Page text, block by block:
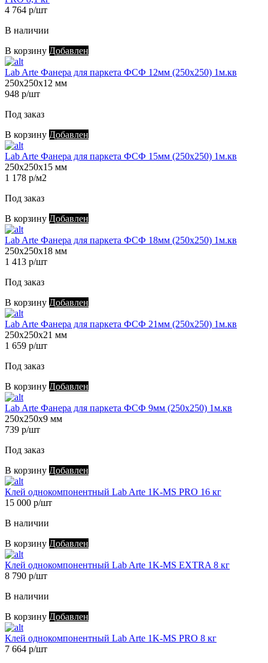
4 764 р/шт
В наличии
В корзину Добавлен
Lab Arte Фанера для паркета ФСФ 12мм (250х250) 1м.кв
250х250х12 мм
948 р/шт
Под заказ
В корзину Добавлен
Lab Arte Фанера для паркета ФСФ 15мм (250х250) 1м.кв
250х250х15 мм
1 178 р/м2
Под заказ
В корзину Добавлен
Lab Arte Фанера для паркета ФСФ 18мм (250х250) 1м.кв
250х250х18 мм
1 413 р/шт
Под заказ
В корзину Добавлен
Lab Arte Фанера для паркета ФСФ 21мм (250х250) 1м.кв
250х250х21 мм
1 659 р/шт
Под заказ
В корзину Добавлен
Lab Arte Фанера для паркета ФСФ 9мм (250х250) 1м.кв
250х250х9 мм
739 р/шт
Под заказ
В корзину Добавлен
Клей однокомпонентный Lab Arte 1K-MS PRO 16 кг
15 000 р/шт
В наличии
В корзину Добавлен
Клей однокомпонентный Lab Arte 1K-MS EXTRA 8 кг
8 790 р/шт
В наличии
В корзину Добавлен
Клей однокомпонентный Lab Arte 1K-MS PRO 8 кг
7 664 р/шт